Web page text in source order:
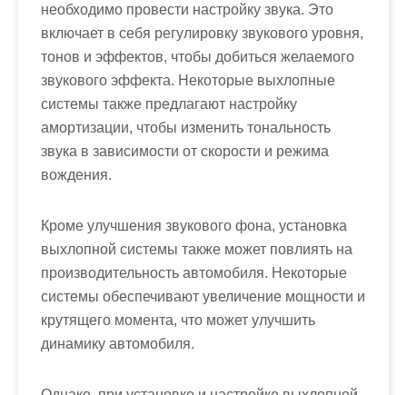
необходимо провести настройку звука. Это
включает в себя регулировку звукового уровня,
тонов и эффектов, чтобы добиться желаемого
звукового эффекта. Некоторые выхлопные
системы также предлагают настройку
амортизации, чтобы изменить тональность
звука в зависимости от скорости и режима
вождения.
Кроме улучшения звукового фона, установка
выхлопной системы также может повлиять на
производительность автомобиля. Некоторые
системы обеспечивают увеличение мощности и
крутящего момента, что может улучшить
динамику автомобиля.